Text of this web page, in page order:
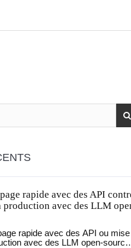
rapide avec des API
production avec des LLM
rapide avec des API ou mise
avec des LLM open-source